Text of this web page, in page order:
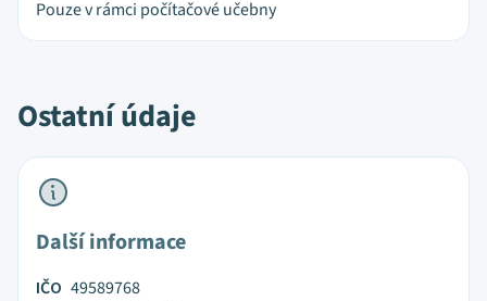
Pouze v rámci počítačové učebny
Ostatní údaje
Další informace
IČO 49589768